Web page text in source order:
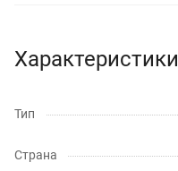
Характеристики
Тип
Страна